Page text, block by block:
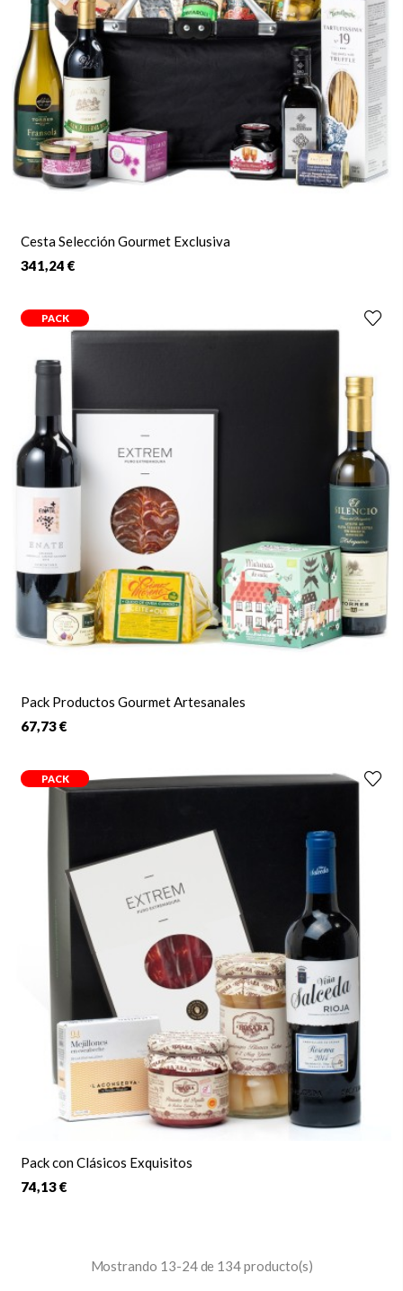
Cesta Selección Gourmet Exclusiva
341,24 €
PACK
Pack Productos Gourmet Artesanales
67,73 €
PACK
Pack con Clásicos Exquisitos
74,13 €
Mostrando 13-24 de 134 producto(s)